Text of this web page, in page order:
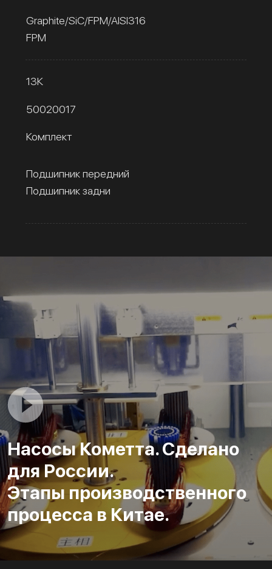
Graphite/SiC/FPM/AISI316
FPM
13К
50020017
Комплект
Подшипник передний
Подшипник задни
Насосы Кометта. Сделано
для России.
Этапы производственного
процесса в Китае.